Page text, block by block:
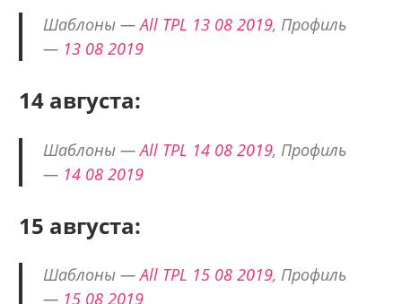
Шаблоны —All TPL 13 08 2019, Профиль
— 13 08 2019
14 августа:
Шаблоны —All TPL 14 08 2019, Профиль
— 14 08 2019
15 августа:
Шаблоны —All TPL 15 08 2019, Профиль
— 15 08 2019